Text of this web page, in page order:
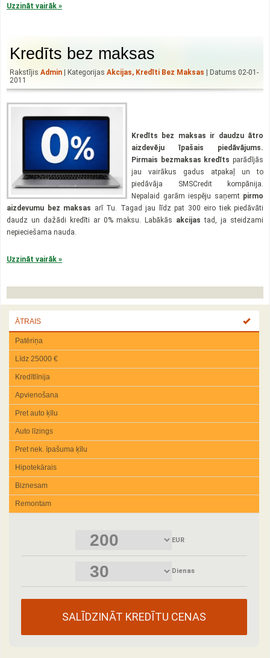
Uzzināt vairāk »
Kredīts bez maksas
Rakstījis Admin | Kategorijas Akcijas, Kredīti Bez Maksas | Datums 02-01-
2011
Kredīts bez maksas ir daudzu ātro
aizdevēju īpašais piedāvājums.
Pirmais bezmaksas kredīts parādījās
jau vairākus gadus atpakaļ un to
piedāvāja SMSCredit kompānija.
Nepalaid garām iespēju saņemt pirmo
aizdevumu bez maksas arī Tu. Tagad jau līdz pat 300 eiro tiek piedāvāti
daudz un dažādi kredīti ar 0% maksu. Labākās akcijas tad, ja steidzami
nepieciešama nauda.
Uzzināt vairāk »
ĀTRAIS
Patēriņa
Līdz 25000 €
Kredītlīnija
Apvienošana
Pret auto ķīlu
Auto līzings
Pret nek. īpašuma ķīlu
Hipotekārais
Biznesam
Remontam
EUR
Dienas